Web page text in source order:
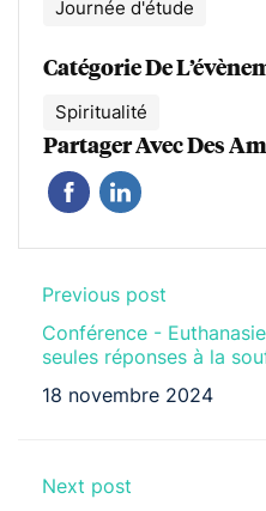
Journée d'étude
Catégorie De
Spiritualité
Partager Avec Des
Previous post
Conférence -
seules réponses à la
18 novembre 2024
Next post